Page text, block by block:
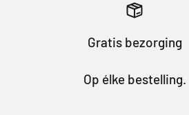
Gratis bezorging
Op élke bestelling.